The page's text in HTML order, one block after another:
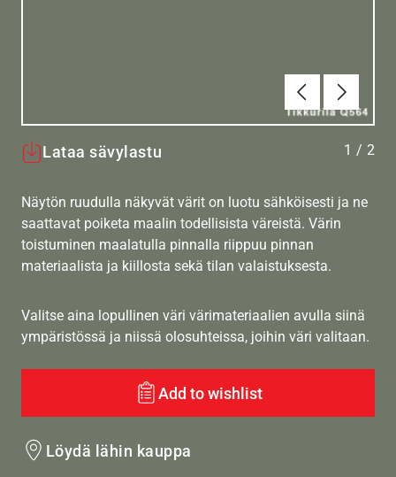
Edellinen
Lataa sävylastu 1 / 2
Näytön ruudulla näkyvät värit on luotu sähköisesti ja ne
saattavat poiketa maalin todellisista väreistä. Värin
toistuminen maalatulla pinnalla riippuu pinnan
materiaalista ja kiillosta sekä tilan valaistuksesta.
Valitse aina lopullinen väri värimateriaalien avulla siinä
ympäristössä ja niissä olosuhteissa, joihin väri valitaan.
Add to wishlist
Löydä lähin kauppa